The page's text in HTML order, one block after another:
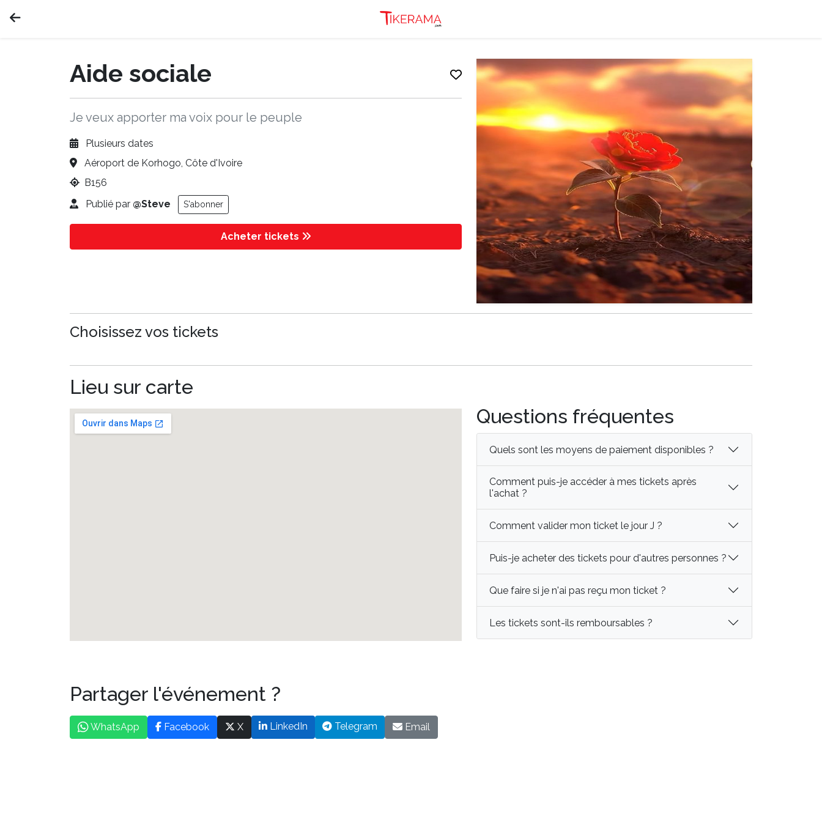
Aide sociale
Je veux apporter ma voix pour le peuple
Plusieurs dates
Aéroport de Korhogo, Côte d'Ivoire
B156
Publié par @Steve S'abonner
Acheter tickets
Choisissez vos tickets
Lieu sur carte
Questions fréquentes
Quels sont les moyens de paiement disponibles ?
Comment puis-je accéder à mes tickets après
l'achat ?
Comment valider mon ticket le jour J ?
Puis-je acheter des tickets pour d'autres personnes ?
Que faire si je n'ai pas reçu mon ticket ?
Les tickets sont-ils remboursables ?
Partager l'événement ?
WhatsApp Facebook X LinkedIn Telegram Email